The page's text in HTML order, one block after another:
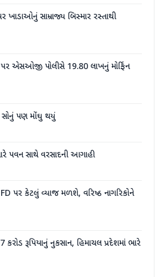
ખાડાઓનું સામ્રાજ્ય બિસ્માર રસ્તાથી
એસઓજી પોલીસે 19.80 લાખનું મોર્ફિન
સોનું પણ મોંઘુ થયું
પવન સાથે વરસાદની આગાહી
પર કેટલું વ્યાજ મળશે, વરિષ્ઠ નાગરિકોને
કરોડ રૂપિયાનું નુકસાન, હિમાચલ પ્રદેશમાં ભારે